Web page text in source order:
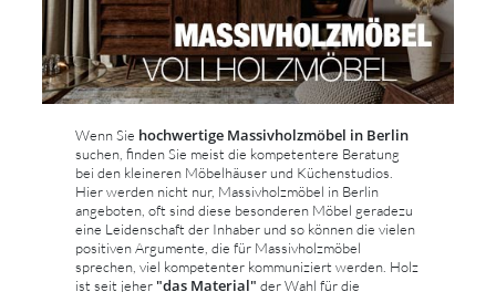
Wenn Sie hochwertige Massivholzmöbel in Berlin
suchen, finden Sie meist die kompetentere Beratung
bei den kleineren Möbelhäuser und Küchenstudios.
Hier werden nicht nur, Massivholzmöbel in Berlin
angeboten, oft sind diese besonderen Möbel geradezu
eine Leidenschaft der Inhaber und so können die vielen
positiven Argumente, die für Massivholzmöbel
sprechen, viel kompetenter kommuniziert werden. Holz
ist seit jeher"das Material" der Wahl für die